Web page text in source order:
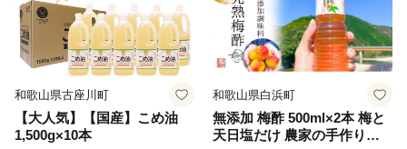
和歌山県古座川町
【大人気】【国産】こめ油
1,500g×10本
和歌山県白浜町
無添加 梅酢 500ml×2本 梅と
天日塩だけ 農家の手作り完